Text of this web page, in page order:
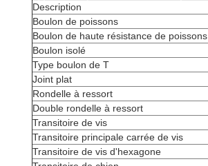
Description
Boulon de poissons
Boulon de haute résistance de poissons
Boulon isolé
Type boulon de T
Joint plat
Rondelle à ressort
Double rondelle à ressort
Transitoire de vis
Transitoire principale carrée de vis
Transitoire de vis d'hexagone